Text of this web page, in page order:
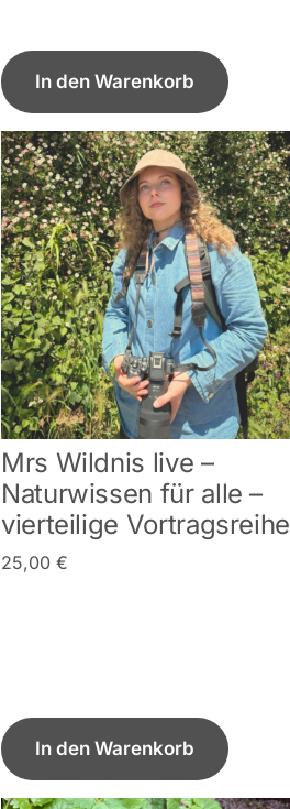
In den Warenkorb
Mrs Wildnis live –
Naturwissen für alle –
vierteilige Vortragsreihe
25,00 €
In den Warenkorb